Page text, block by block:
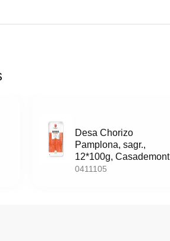
Desa Chorizo
Pamplona, sagr.,
12*100g, Casademont
0411105